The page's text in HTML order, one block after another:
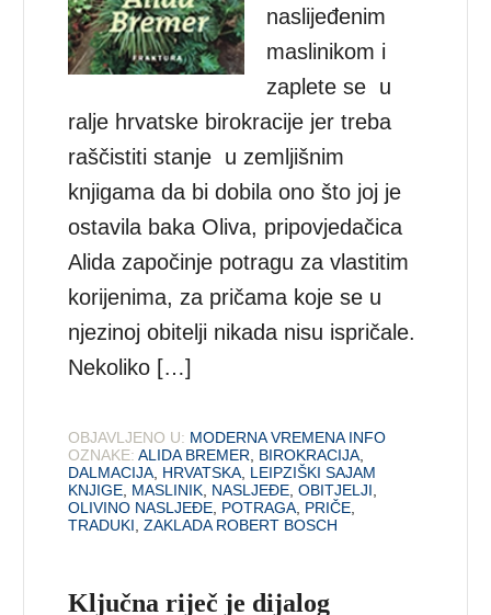
naslijeđenim
maslinikom i
zaplete se u
ralje hrvatske birokracije jer treba
raščistiti stanje u zemljišnim
knjigama da bi dobila ono što joj je
ostavila baka Oliva, pripovjedačica
Alida započinje potragu za vlastitim
korijenima, za pričama koje se u
njezinoj obitelji nikada nisu ispričale.
Nekoliko […]
OBJAVLJENO U: MODERNA VREMENA INFO
OZNAKE: ALIDA BREMER BIROKRACIJA
DALMACIJA HRVATSKA LEIPZIŠKI SAJAM
KNJIGE MASLINIK NASLJEĐE ,OBITJELJI
OLIVINO NASLJEĐE POTRAGA PRIČE
TRADUKI ,ZAKLADA ROBERT BOSCH
Ključna riječ je dijalog